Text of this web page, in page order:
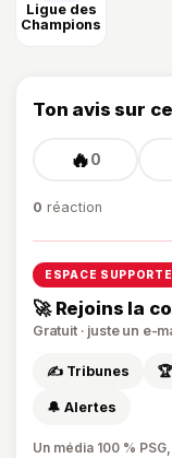
Ligue des
Champions
Ton avis sur
🔥0
0 réaction
ESPACE
🚀 Rejoins la
Gratuit · juste un e-
✍️ Tribunes
🔔 Alertes
Un média 100 %